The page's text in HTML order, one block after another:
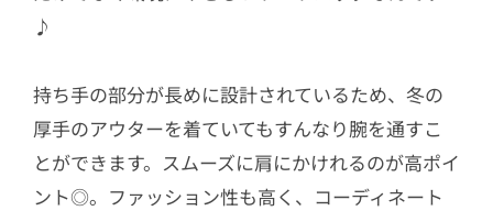
♪
持ち手の部分が長めに設計されているため、冬の
厚手のアウターを着ていてもすんなり腕を通すこ
とができます。スムーズに肩にかけれるのが高ポイ
ント◎。ファッション性も高く、コーディネート